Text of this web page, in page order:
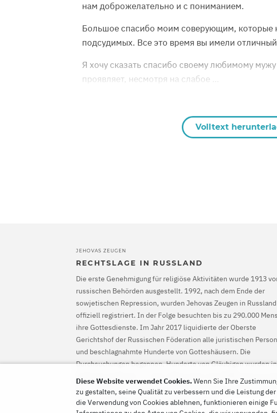
нам доброжелательно и с пониманием.
Большое спасибо моим соверующим, которые
подсудимых. Все это время вы имели
Я хочу сказать спасибо своему любимому
проявляет, несмотря на слабое …
Volltext
JEHOVAS ZEUGEN
RECHTSLAGE IN RUSSLAND
Die erste Genehmigung für religiöse Aktivitäten wurde 1913
russischen Behörden ausgestellt. 1992, nach dem Ende der
sowjetischen Repression, wurden Jehovas Zeugen in Russland
offiziell registriert. In der Folge besuchten bis zu 290.000
ihre Gottesdienste. Im Jahr 2017 liquidierte der Oberste
Gerichtshof der Russischen Föderation alle juristischen
und beschlagnahmte Hunderte von Gotteshäusern. Die
Durchsuchungen begannen, Hunderte von Gläubigen wurden
frei, ordnete an, dass sie ihre Strafverfolgung einstellen und
ihnen zugefügten Schaden ersetzen müssen.
Diese Website verwendet Cookies.Wenn Sie Ihre
zu gestalten, seine Qualität zu verbessern und die Leistung
die Verwendung von Cookies ablehnen, funktionieren einige